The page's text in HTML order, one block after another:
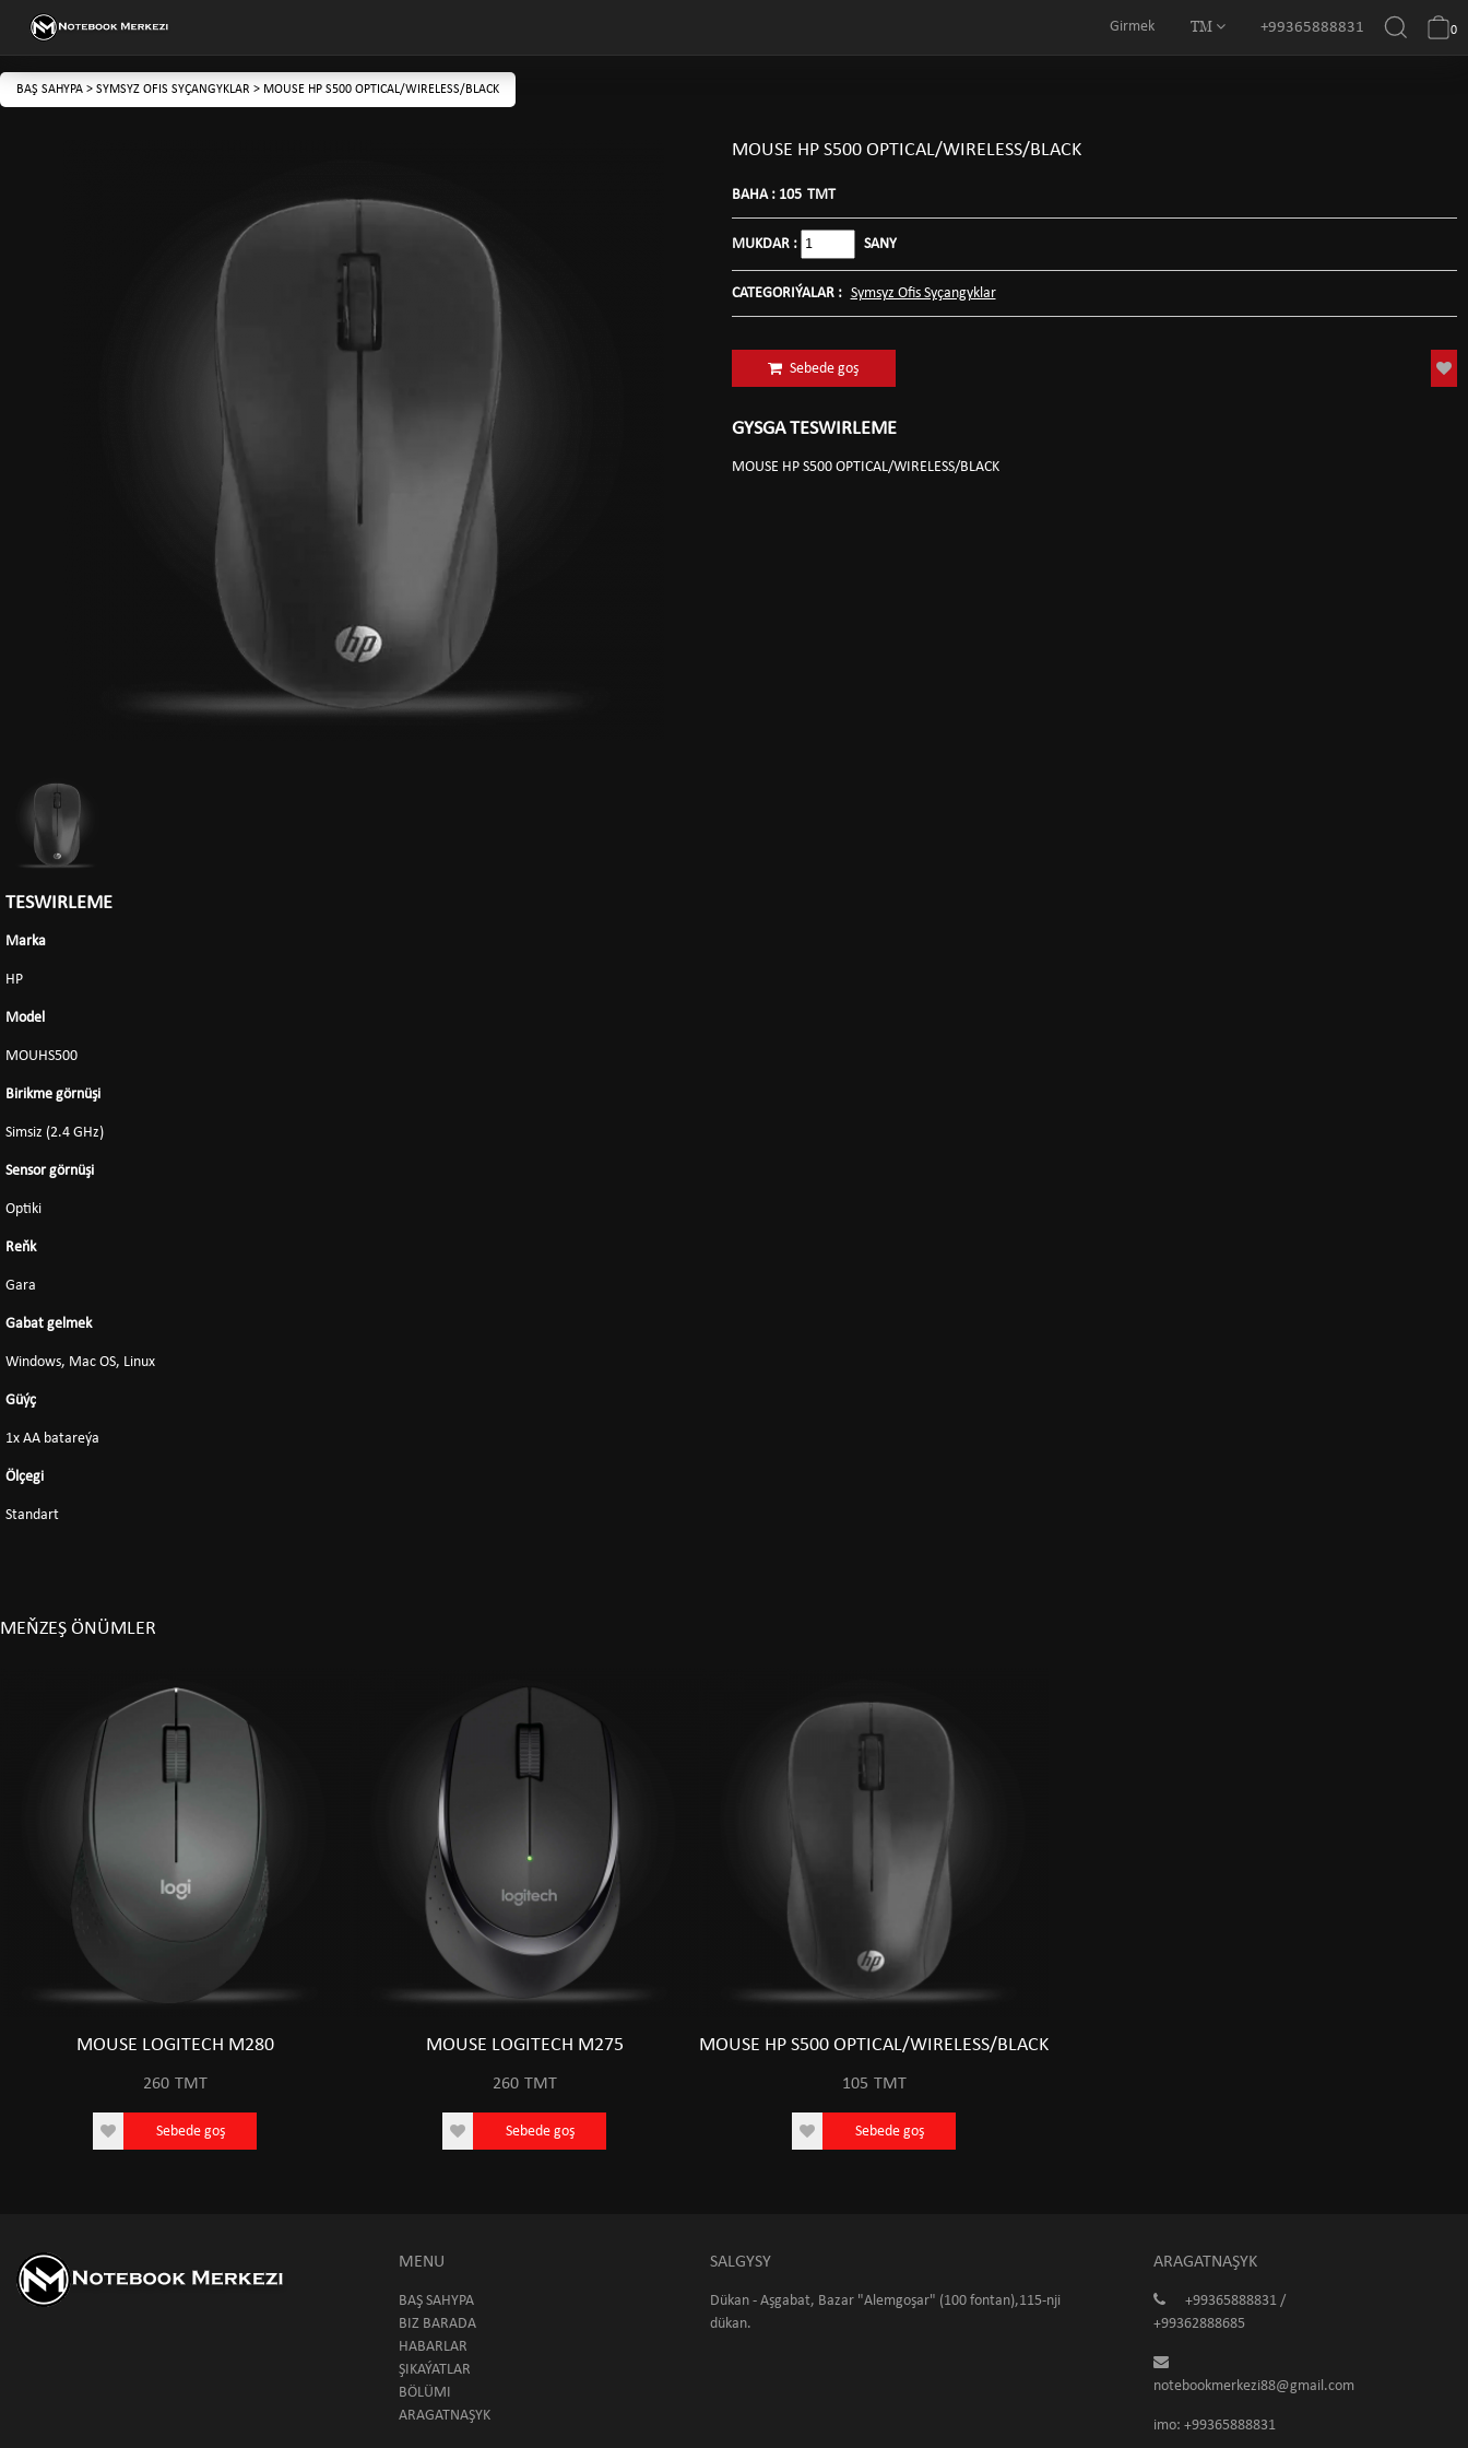
Girmek TM +99365888831 0
BAŞ SAHYPA > SYMSYZ OFIS SYÇANGYKLAR > MOUSE HP S500 OPTICAL/WIRELESS/BLACK
MOUSE HP S500 OPTICAL/WIRELESS/BLACK
BAHA : 105 TMT
MUKDAR : SANY
CATEGORIÝALAR : Symsyz Ofis Syçangyklar
Sebede goş
GYSGA TESWIRLEME
MOUSE HP S500 OPTICAL/WIRELESS/BLACK
TESWIRLEME
Marka
HP
Model
MOUHS500
Birikme görnüşi
Simsiz (2.4 GHz)
Sensor görnüşi
Optiki
Reňk
Gara
Gabat gelmek
Windows, Mac OS, Linux
Güýç
1x AA batareýa
Ölçegi
Standart
MEŇZEŞ ÖNÜMLER
MOUSE LOGITECH M280
260 TMT
Sebede goş
MOUSE LOGITECH M275
260 TMT
Sebede goş
MOUSE HP S500 OPTICAL/WIRELESS/BLACK
105 TMT
Sebede goş
MENU
BAŞ SAHYPA
BIZ BARADA
HABARLAR
ŞIKAÝATLAR
BÖLÜMI
ARAGATNAŞYK
SALGYSY
Dükan - Aşgabat, Bazar "Alemgoşar" (100 fontan),115-nji
dükan.
ARAGATNAŞYK
+99365888831 /
+99362888685
notebookmerkezi88@gmail.com
imo: +99365888831